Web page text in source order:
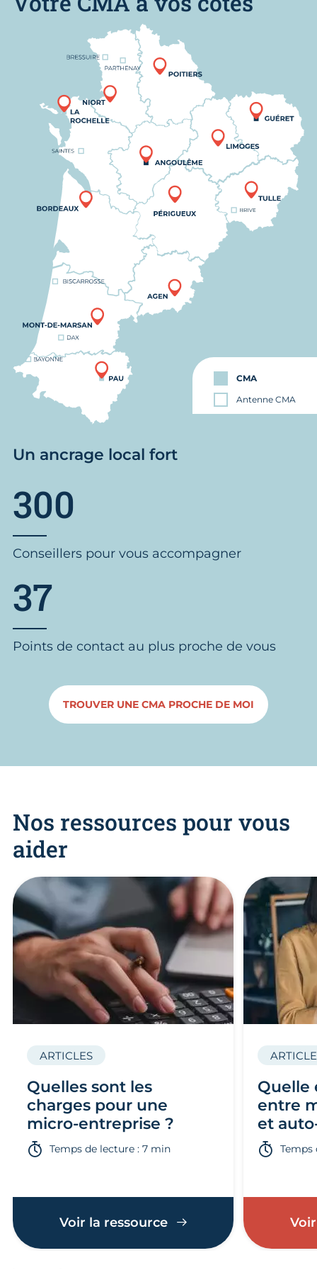
CMA
Antenne CMA
Un ancrage local fort
300
Conseillers pour vous accompagner
37
Points de contact au plus proche de vous
TROUVER UNE CMA PROCHE DE MOI
Nos ressources pour vous
aider
Quelles sont les
charges pour une
micro-entreprise ?
ARTICLES
Temps de lecture : 7 min
Voir la ressource
Quelle
entre
et
Temps